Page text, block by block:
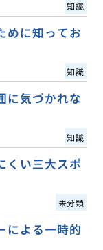
知識
めに知ってお
知識
に気づかれな
知識
くい三大スポ
未分類
による一時的